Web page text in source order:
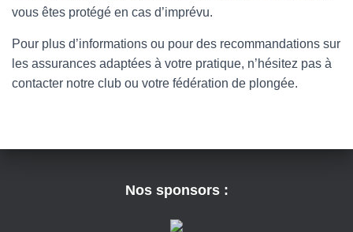
vous êtes protégé en cas d’imprévu.
Pour plus d’informations ou pour des recommandations sur
les assurances adaptées à votre pratique, n’hésitez pas à
contacter notre club ou votre fédération de plongée.
Nos sponsors :